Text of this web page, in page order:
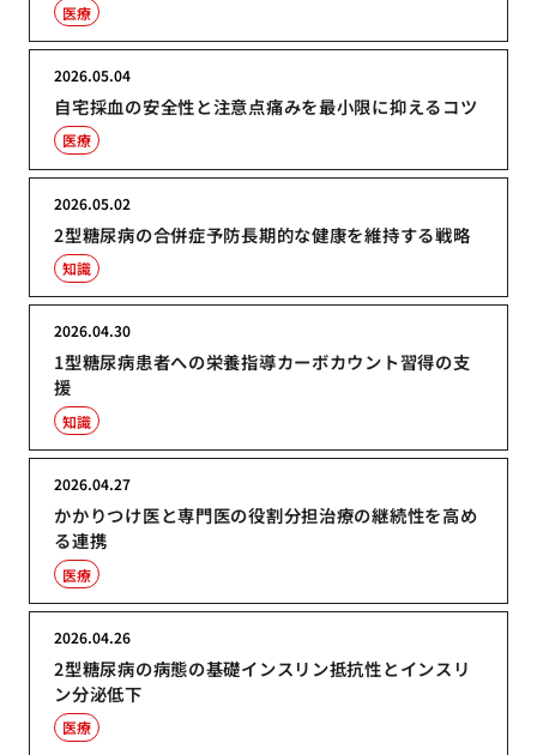
医療
自宅採血の安全性と注意点痛みを最小限に抑えるコツ
2026.05.04
医療
2型糖尿病の合併症予防長期的な健康を維持する戦略
2026.05.02
知識
1型糖尿病患者への栄養指導カーボカウント習得の支
援
2026.04.30
知識
かかりつけ医と専門医の役割分担治療の継続性を高め
る連携
2026.04.27
医療
2型糖尿病の病態の基礎インスリン抵抗性とインスリ
ン分泌低下
2026.04.26
医療